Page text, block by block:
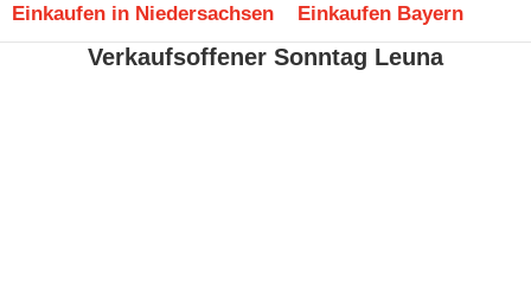
Einkaufen in Niedersachsen
Einkaufen Bayern
Verkaufsoffener Sonntag Leuna